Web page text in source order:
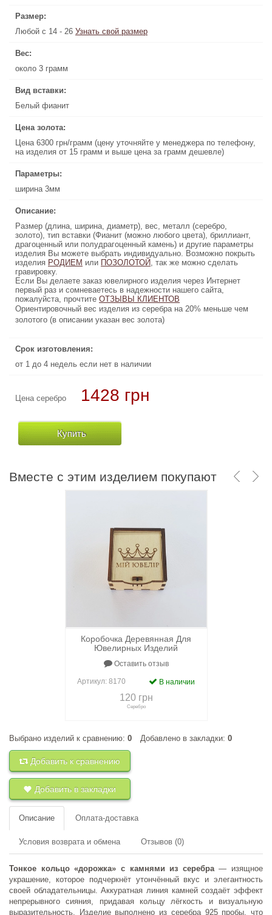
Размер:
Любой с 14 - 26 Узнать свой размер
Вес:
около 3 грамм
Вид вставки:
Белый фианит
Цена золота:
Цена 6300 грн/грамм (цену уточняйте у менеджера по телефону,
на изделия от 15 грамм и выше цена за грамм дешевле)
Параметры:
ширина 3мм
Описание:
Размер (длина, ширина, диаметр), вес, металл (серебро,
золото), тип вставки (Фианит (можно любого цвета), бриллиант,
драгоценный или полудрагоценный камень) и другие параметры
изделия Вы можете выбрать индивидуально. Возможно покрыть
изделия РОДИЕМ или ПОЗОЛОТОЙ, так же можно сделать
гравировку.
Если Вы делаете заказ ювелирного изделия через Интернет
первый раз и сомневаетесь в надежности нашего сайта,
пожалуйста, прочтите ОТЗЫВЫ КЛИЕНТОВ
Ориентировочный вес изделия из серебра на 20% меньше чем
золотого (в описании указан вес золота)
Срок изготовления:
от 1 до 4 недель если нет в наличии
Цена серебро 1428 грн
Купить
на изделия от 15 грамм и выше цена за грамм дешевле)
ширина 3мм
золото), тип вставки (Фианит (можно любого цвета), бриллиант,
изделия Вы можете выбрать индивидуально. Возможно покрыть
гравировку.
Если Вы делаете заказ ювелирного изделия через Интернет
первый раз и сомневаетесь в надежности нашего сайта,
пожалуйста, прочтите
ОТЗЫВЫ КЛИЕНТОВ
Ориентировочный вес изделия из серебра на 20% меньше чем
золотого (в описании указан вес золота)
Срок изготовления:
от 1 до 4 недель если нет в наличии
Вместе с этим изделием покупают
Коробочка Деревянная Для
Ювелирных Изделий
Оставить отзыв
Артикул: 8170 В наличии
120 грн
Серебро
+к сравнению
Выбрано изделий к сравнению: 0 Добавлено в закладки: 0
Добавить к сравнению
Добавить в закладки
Описание Оплата-доставка
Условия возврата и обмена Отзывов (0)
Тонкое кольцо «дорожка» с камнями из серебра— изящное
украшение, которое подчеркнёт утончённый вкус и элегантность
своей обладательницы. Аккуратная линия камней создаёт эффект
непрерывного сияния, придавая кольцу лёгкость и визуальную
выразительность. Изделие выполнено из серебра 925 пробы, что